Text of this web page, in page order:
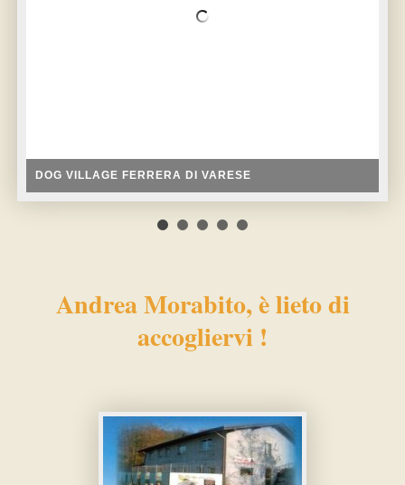
DOG VILLAGE FERRERA DI VARESE
Andrea Morabito, è lieto di
accogliervi !